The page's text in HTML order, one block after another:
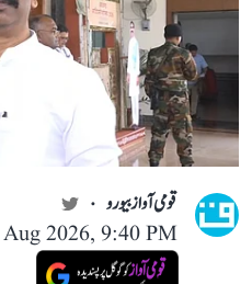
قومی آواز بیورو
2026, 9:40 PM